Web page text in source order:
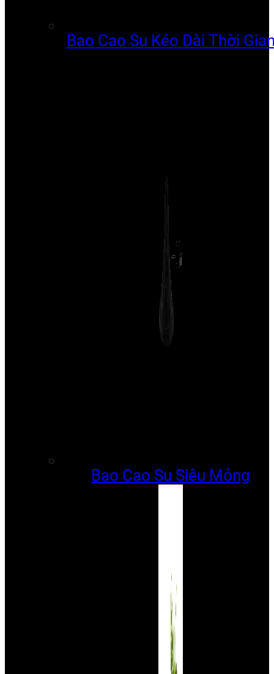
Bao Cao Su Kéo Dài Thời
Bao Cao Su Siêu Mỏng